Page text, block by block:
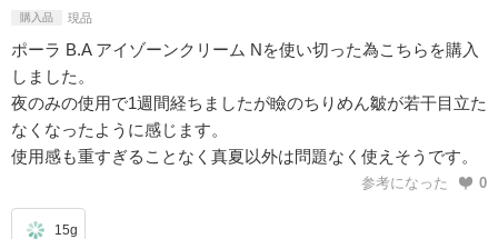
購入品 現品
ポーラ B.A アイゾーンクリーム Nを使い切った為こちらを購入
しました。
夜のみの使用で1週間経ちましたが瞼のちりめん皺が若干目立た
なくなったように感じます。
使用感も重すぎることなく真夏以外は問題なく使えそうです。
参考になった 0
15g